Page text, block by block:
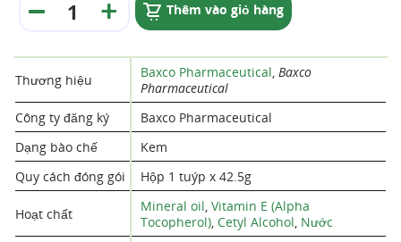
Thêm vào giỏ hàng
Thương hiệu Baxco Pharmaceutical, Baxco
Pharmaceutical
Công ty đăng ký
Baxco Pharmaceutical
Dạng bào chế
Kem
Quy cách đóng gói
Hộp 1 tuýp x 42.5g
Hoạt chất Mineral oil, Vitamin E (Alpha
Tocopherol), Cetyl Alcohol, Nước